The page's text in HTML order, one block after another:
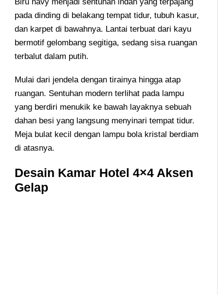
pada dinding di belakang tempat tidur, tubuh kasur,
dan karpet di bawahnya. Lantai terbuat dari kayu
bermotif gelombang segitiga, sedang sisa ruangan
terbalut dalam putih.
Mulai dari jendela dengan tirainya hingga atap
ruangan. Sentuhan modern terlihat pada lampu
yang berdiri menukik ke bawah layaknya sebuah
dahan besi yang langsung menyinari tempat tidur.
Meja bulat kecil dengan lampu bola kristal berdiam
di atasnya.
Desain Kamar Hotel 4×4 Aksen
Gelap